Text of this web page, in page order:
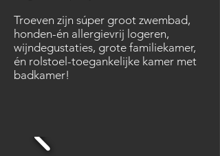
Troeven zijn súper groot zwembad,
honden-én allergievrij logeren,
wijndegustaties, grote familiekamer,
én rolstoel-toegankelijke kamer met
badkamer!